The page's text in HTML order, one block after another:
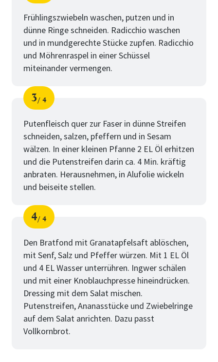
Schritt
von
Frühlingszwiebeln waschen, putzen und in
dünne Ringe schneiden. Radicchio waschen
und in mundgerechte Stücke zupfen. Radicchio
und Möhrenraspel in einer Schüssel
miteinander vermengen.
Schritt
3
von
4
Putenfleisch quer zur Faser in dünne Streifen
schneiden, salzen, pfeffern und in Sesam
wälzen. In einer kleinen Pfanne 2 EL Öl erhitzen
und die Putenstreifen darin ca. 4 Min. kräftig
anbraten. Herausnehmen, in Alufolie wickeln
und beiseite stellen.
Schritt
4
von
4
Den Bratfond mit Granatapfelsaft ablöschen,
mit Senf, Salz und Pfeffer würzen. Mit 1 EL Öl
und 4 EL Wasser unterrühren. Ingwer schälen
und mit einer Knoblauchpresse hineindrücken.
Dressing mit dem Salat mischen.
Putenstreifen, Ananasstücke und Zwiebelringe
auf dem Salat anrichten. Dazu passt
Vollkornbrot.